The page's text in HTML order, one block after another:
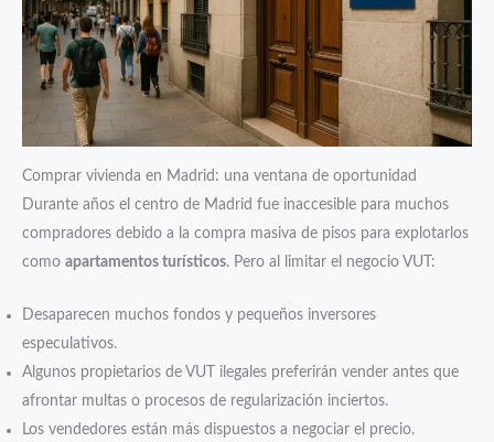
Comprar vivienda en Madrid: una ventana de oportunidad
Durante años el centro de Madrid fue inaccesible para muchos
compradores debido a la compra masiva de pisos para explotarlos
como apartamentos turísticos. Pero al limitar el negocio VUT:
Desaparecen muchos fondos y pequeños inversores
especulativos.
Algunos propietarios de VUT ilegales preferirán vender antes que
afrontar multas o procesos de regularización inciertos.
Los vendedores están más dispuestos a negociar el precio.